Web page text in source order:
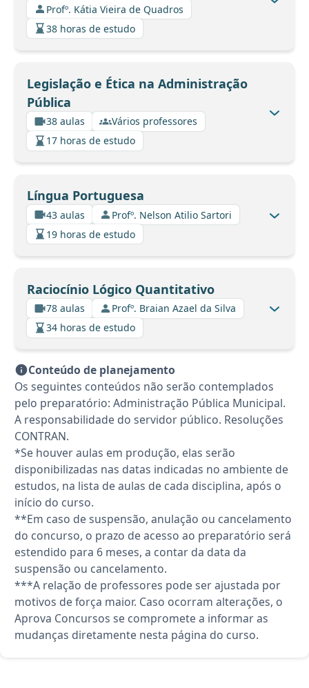
Profº. Kátia Vieira de Quadros
38 horas de estudo
Legislação e Ética na Administração
Pública
38 aulas
Vários professores
17 horas de estudo
Língua Portuguesa
43 aulas
Profº. Nelson Atilio Sartori
19 horas de estudo
Raciocínio Lógico Quantitativo
78 aulas
Profº. Braian Azael da Silva
34 horas de estudo
Conteúdo de planejamento
Os seguintes conteúdos não serão contemplados
pelo preparatório: Administração Pública Municipal.
A responsabilidade do servidor público. Resoluções
CONTRAN.
*Se houver aulas em produção, elas serão
disponibilizadas nas datas indicadas no ambiente de
estudos, na lista de aulas de cada disciplina, após o
início do curso.
**Em caso de suspensão, anulação ou cancelamento
do concurso, o prazo de acesso ao preparatório será
estendido para 6 meses, a contar da data da
suspensão ou cancelamento.
***A relação de professores pode ser ajustada por
motivos de força maior. Caso ocorram alterações, o
Aprova Concursos se compromete a informar as
mudanças diretamente nesta página do curso.